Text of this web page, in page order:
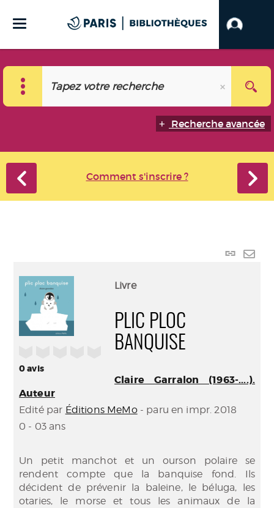
Recherche avancée
Comment s'inscrire ?
Lien
0avis
Livre
PLIC PLOC
BANQUISE
Claire Garralon (1963-....).
Auteur
Edité par Éditions MeMo- paru en impr. 2018
0 - 03 ans
Un petit manchot et un ourson polaire se
rendent compte que la banquise fond. Ils
décident de prévenir la baleine, le béluga, les
otaries, le morse et tous les animaux de la